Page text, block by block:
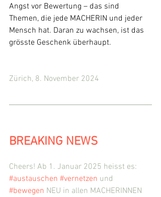
Angst vor Bewertung – das sind
Themen, die jede MACHERIN und jeder
Mensch hat. Daran zu wachsen, ist das
grösste Geschenk überhaupt.
Zürich, 8. November 2024
BREAKING NEWS
Cheers! Ab 1. Januar 2025 heisst es:
#austauschen #vernetzen und
#bewegen NEU in allen MACHERINNEN